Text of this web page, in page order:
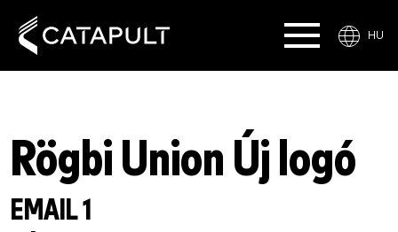
HU
Rögbi Union Új logó
EMAIL 1